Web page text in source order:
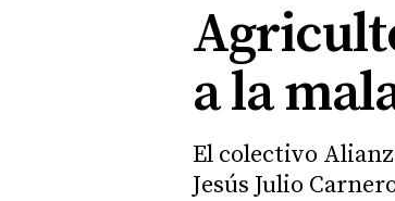
a la
El colectivo
Jesús Julio